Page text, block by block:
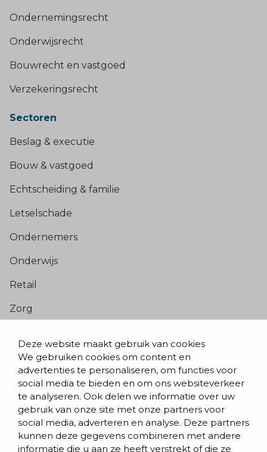
Deze website maakt gebruik van cookies
We gebruiken cookies om content en
advertenties te personaliseren, om functies voor
social media te bieden en om ons websiteverkeer
te analyseren. Ook delen we informatie over uw
gebruik van onze site met onze partners voor
social media, adverteren en analyse. Deze partners
kunnen deze gegevens combineren met andere
informatie die u aan ze heeft verstrekt of die ze
Ondernemingsrecht
Onderwijsrecht
Bouwrecht en vastgoed
Verzekeringsrecht
Sectoren
Beslag & executie
Bouw & vastgoed
Echtscheiding & familie
Letselschade
Ondernemers
Onderwijs
Retail
Zorg
Blogs & nieuws
Contact
Evenementen
Team